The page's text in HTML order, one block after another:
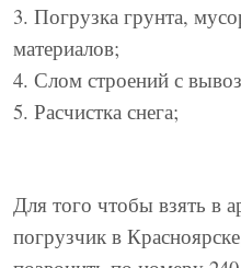
3. Погрузка грунта,
материалов;
4. Слом строений с
5. Расчистка снега;
Для того чтобы взять в
погрузчик в